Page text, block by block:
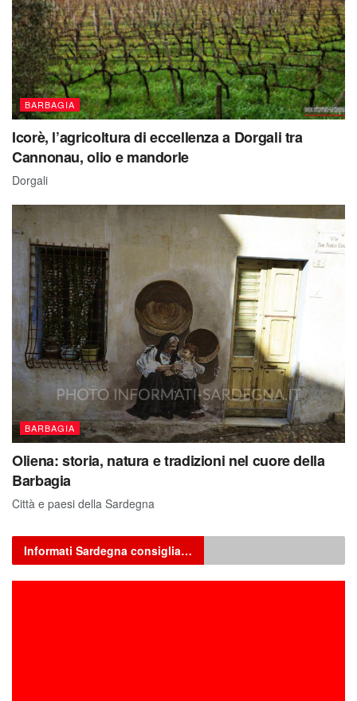
BARBAGIA
Icorè, l’agricoltura di eccellenza a Dorgali tra
Cannonau, olio e mandorle
Dorgali
BARBAGIA
Oliena: storia, natura e tradizioni nel cuore della
Barbagia
Città e paesi della Sardegna
Informati Sardegna consiglia…